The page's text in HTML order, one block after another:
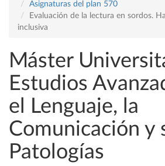
Asignaturas del plan 570
Evaluación de la lectura en sordos.
inclusiva
Máster
Estudios
el Lenguaje, la
Comunicación y
Patologías